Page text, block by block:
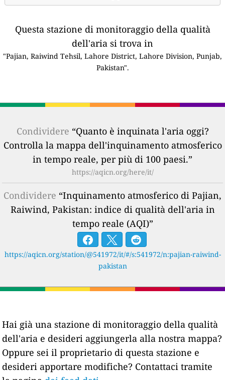
Questa stazione di monitoraggio della qualità
dell'aria si trova in
"Pajian, Raiwind Tehsil, Lahore District, Lahore Division, Punjab,
Pakistan".
Condividere “Quanto è inquinata l'aria oggi?
Controlla la mappa dell'inquinamento atmosferico
in tempo reale, per più di 100 paesi.”
https://aqicn.org/here/it/
Condividere “Inquinamento atmosferico di Pajian,
Raiwind, Pakistan: indice di qualità dell'aria in
tempo reale (AQI)”
https://aqicn.org/station/@541972/it/#/s:541972/n:pajian-raiwind-
pakistan
Hai già una stazione di monitoraggio della qualità
dell'aria e desideri aggiungerla alla nostra mappa?
Oppure sei il proprietario di questa stazione e
desideri apportare modifiche? Contattaci tramite